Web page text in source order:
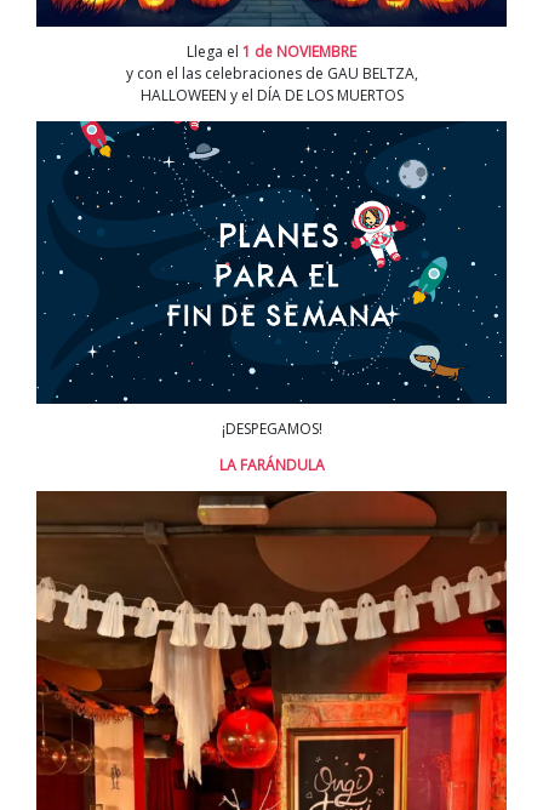
Llega el 1 de NOVIEMBRE
y con el las celebraciones de GAU BELTZA,
HALLOWEEN y el DÍA DE LOS MUERTOS
¡DESPEGAMOS!
LA FARÁNDULA